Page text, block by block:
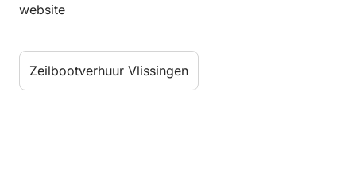
website
Zeilbootverhuur Vlissingen